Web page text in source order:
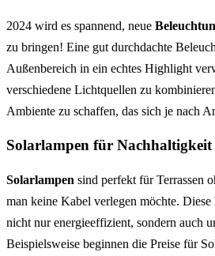
2024 wird es spannend, neue
zu bringen! Eine gut durchdachte
Außenbereich in ein echtes Highlight
verschiedene Lichtquellen zu
Ambiente zu schaffen, das sich je nach
Solarlampen für Nachhaltigkeit
Solarlampen sind perfekt für Terrassen
man keine Kabel verlegen möchte. Diese
nicht nur energieeffizient, sondern auch
Beispielsweise beginnen die Preise für